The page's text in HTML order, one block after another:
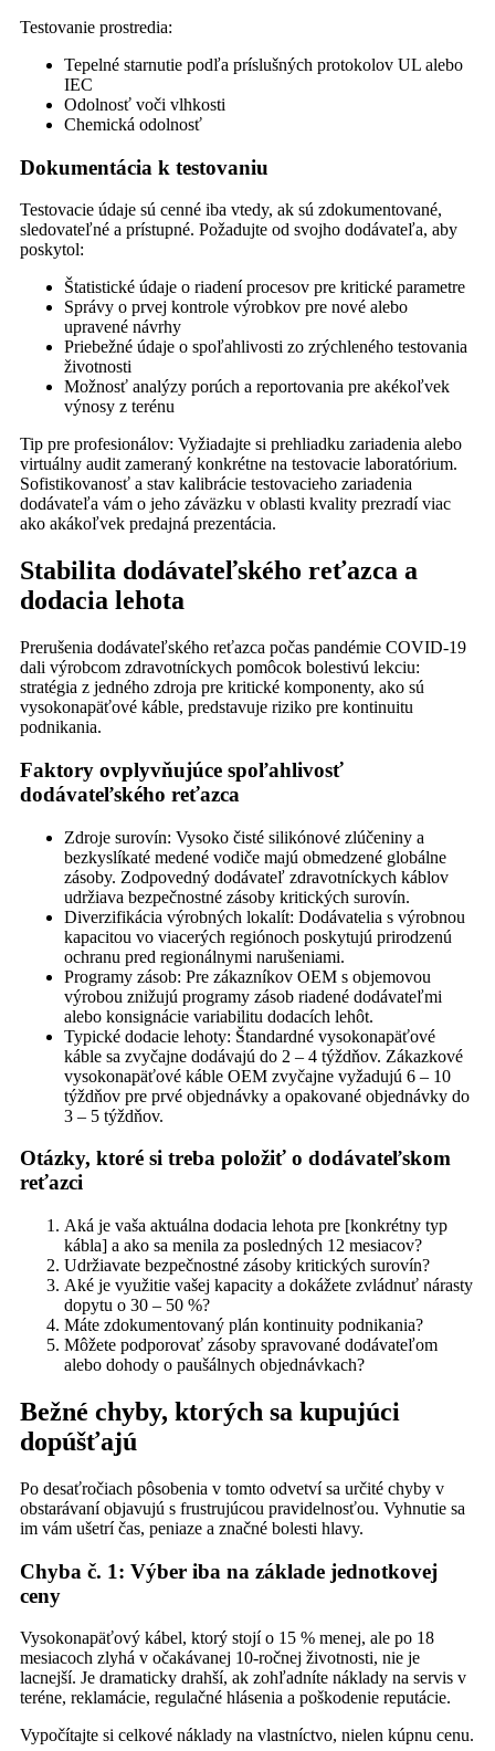
Testovanie prostredia:
Tepelné starnutie podľa príslušných protokolov UL alebo
IEC
Odolnosť voči vlhkosti
Chemická odolnosť
Dokumentácia k testovaniu
Testovacie údaje sú cenné iba vtedy, ak sú zdokumentované,
sledovateľné a prístupné. Požadujte od svojho dodávateľa, aby
poskytol:
Štatistické údaje o riadení procesov pre kritické parametre
Správy o prvej kontrole výrobkov pre nové alebo
upravené návrhy
Priebežné údaje o spoľahlivosti zo zrýchleného testovania
životnosti
Možnosť analýzy porúch a reportovania pre akékoľvek
výnosy z terénu
Tip pre profesionálov: Vyžiadajte si prehliadku zariadenia alebo
virtuálny audit zameraný konkrétne na testovacie laboratórium.
Sofistikovanosť a stav kalibrácie testovacieho zariadenia
dodávateľa vám o jeho záväzku v oblasti kvality prezradí viac
ako akákoľvek predajná prezentácia.
Stabilita dodávateľského reťazca a
dodacia lehota
Prerušenia dodávateľského reťazca počas pandémie COVID-19
dali výrobcom zdravotníckych pomôcok bolestivú lekciu:
stratégia z jedného zdroja pre kritické komponenty, ako sú
vysokonapäťové káble, predstavuje riziko pre kontinuitu
podnikania.
Faktory ovplyvňujúce spoľahlivosť
dodávateľského reťazca
Zdroje surovín: Vysoko čisté silikónové zlúčeniny a
bezkyslíkaté medené vodiče majú obmedzené globálne
zásoby. Zodpovedný dodávateľ zdravotníckych káblov
udržiava bezpečnostné zásoby kritických surovín.
Diverzifikácia výrobných lokalít: Dodávatelia s výrobnou
kapacitou vo viacerých regiónoch poskytujú prirodzenú
ochranu pred regionálnymi narušeniami.
Programy zásob: Pre zákazníkov OEM s objemovou
výrobou znižujú programy zásob riadené dodávateľmi
alebo konsignácie variabilitu dodacích lehôt.
Typické dodacie lehoty: Štandardné vysokonapäťové
káble sa zvyčajne dodávajú do 2 – 4 týždňov. Zákazkové
vysokonapäťové káble OEM zvyčajne vyžadujú 6 – 10
týždňov pre prvé objednávky a opakované objednávky do
3 – 5 týždňov.
Otázky, ktoré si treba položiť o dodávateľskom
reťazci
Aká je vaša aktuálna dodacia lehota pre [konkrétny typ
kábla] a ako sa menila za posledných 12 mesiacov?
Udržiavate bezpečnostné zásoby kritických surovín?
Aké je využitie vašej kapacity a dokážete zvládnuť nárasty
dopytu o 30 – 50 %?
Máte zdokumentovaný plán kontinuity podnikania?
Môžete podporovať zásoby spravované dodávateľom
alebo dohody o paušálnych objednávkach?
Bežné chyby, ktorých sa kupujúci
dopúšťajú
Po desaťročiach pôsobenia v tomto odvetví sa určité chyby v
obstarávaní objavujú s frustrujúcou pravidelnosťou. Vyhnutie sa
im vám ušetrí čas, peniaze a značné bolesti hlavy.
Chyba č. 1: Výber iba na základe jednotkovej
ceny
Vysokonapäťový kábel, ktorý stojí o 15 % menej, ale po 18
mesiacoch zlyhá v očakávanej 10-ročnej životnosti, nie je
lacnejší. Je dramaticky drahší, ak zohľadníte náklady na servis v
teréne, reklamácie, regulačné hlásenia a poškodenie reputácie.
Vypočítajte si celkové náklady na vlastníctvo, nielen kúpnu cenu.